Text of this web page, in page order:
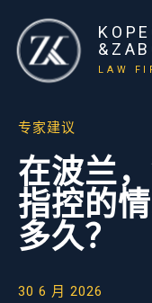
LAW
专家建议
在波兰
指控的
多久？
30 6 月 2026